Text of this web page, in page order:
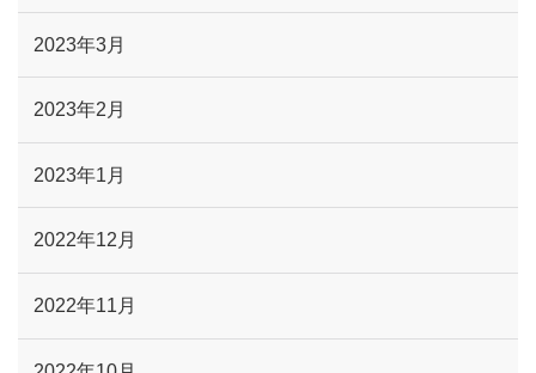
2023年3月
2023年2月
2023年1月
2022年12月
2022年11月